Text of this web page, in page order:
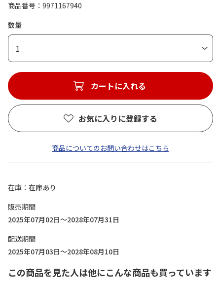
商品番号
9971167940
数量
1
カートに入れる
お気に入りに登録する
商品についてのお問い合わせはこちら
在庫
在庫あり
販売期間
2025年07月02日～2028年07月31日
配送期間
2025年07月03日～2028年08月10日
この商品を見た人は他にこんな商品も買っています